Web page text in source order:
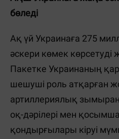
бөледі
Ақ үй Украинаға 275
әскери көмек көрсетуді
Пакетке Украинаның
шешуші роль атқарған
артиллериялық зымыран
оқ-дәрілері мен
қондырғылары кіруі